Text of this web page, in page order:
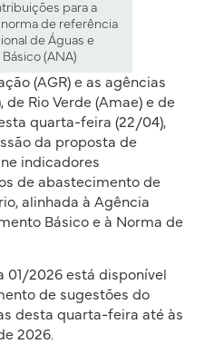
para a
de referência
de Águas e
(ANA)
(AGR) e as agências
de Rio Verde (Amae) e de
quarta-feira (22/04),
da proposta de
indicadores
de abastecimento de
alinhada à Agência
Básico e à Norma de
01/2026 está disponível
de sugestões do
desta quarta-feira até às
2026.